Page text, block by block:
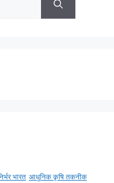
भारत आधुनिक कृषि तकनीक